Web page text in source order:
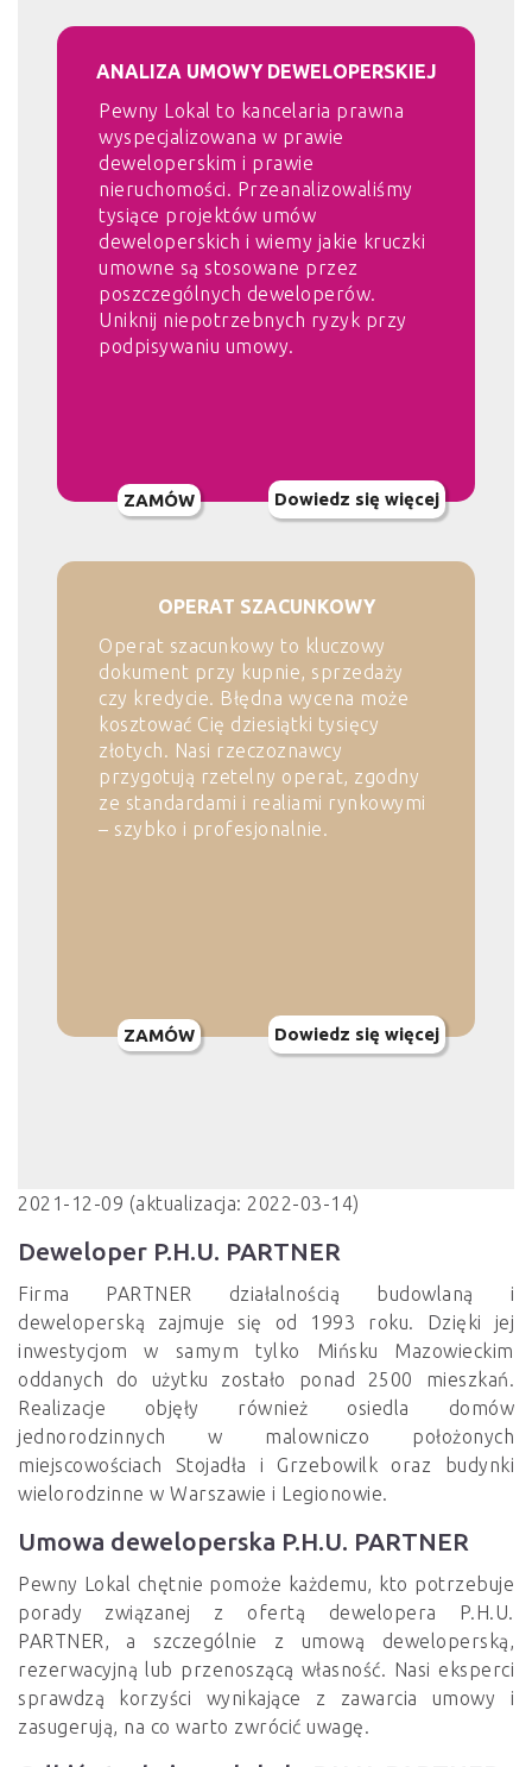
ANALIZA UMOWY DEWELOPERSKIEJ
Pewny Lokal to kancelaria prawna
wyspecjalizowana w prawie
deweloperskim i prawie
nieruchomości. Przeanalizowaliśmy
tysiące projektów umów
deweloperskich i wiemy jakie kruczki
umowne są stosowane przez
poszczególnych deweloperów.
Uniknij niepotrzebnych ryzyk przy
podpisywaniu umowy.
ZAMÓW Dowiedz się więcej
OPERAT SZACUNKOWY
Operat szacunkowy to kluczowy
dokument przy kupnie, sprzedaży
czy kredycie. Błędna wycena może
kosztować Cię dziesiątki tysięcy
złotych. Nasi rzeczoznawcy
przygotują rzetelny operat, zgodny
ze standardami i realiami rynkowymi
– szybko i profesjonalnie.
ZAMÓW Dowiedz się więcej
2021-12-09 (aktualizacja: 2022-03-14)
Deweloper P.H.U. PARTNER
Firma PARTNER działalnością budowlaną i
deweloperską zajmuje się od 1993 roku. Dzięki jej
inwestycjom w samym tylko Mińsku Mazowieckim
oddanych do użytku zostało ponad 2500 mieszkań.
Realizacje objęły również osiedla domów
jednorodzinnych w malowniczo położonych
miejscowościach Stojadła i Grzebowilk oraz budynki
wielorodzinne w Warszawie i Legionowie.
Umowa deweloperska P.H.U. PARTNER
Pewny Lokal chętnie pomoże każdemu, kto potrzebuje
porady związanej z ofertą dewelopera P.H.U.
PARTNER, a szczególnie z umową deweloperską,
rezerwacyjną lub przenoszącą własność. Nasi eksperci
sprawdzą korzyści wynikające z zawarcia umowy i
zasugerują, na co warto zwrócić uwagę.